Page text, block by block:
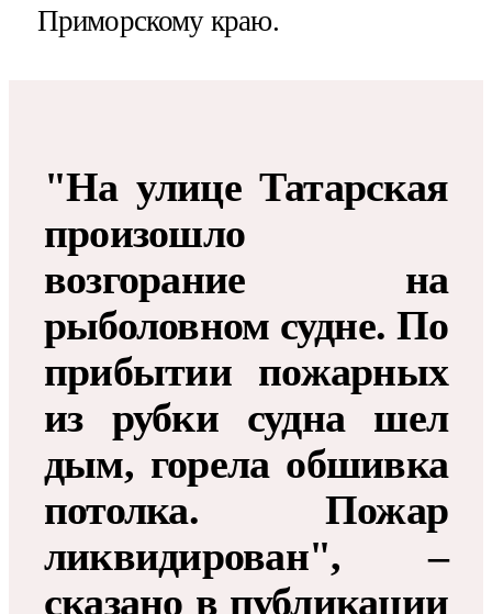
Приморскому краю.
"На улице Татарская
произошло
возгорание на
рыболовном судне. По
прибытии пожарных
из рубки судна шел
дым, горела обшивка
потолка. Пожар
ликвидирован", –
сказано в публикации